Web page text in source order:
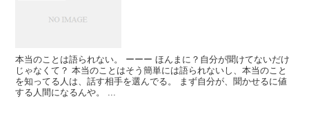
本当のことは語られない。 ーーー ほんまに？自分が聞けてないだけ
じゃなくて？ 本当のことはそう簡単には語られないし、本当のこと
を知ってる人は、話す相手を選んでる。 まず自分が、聞かせるに値
する人間になるんや。 ...